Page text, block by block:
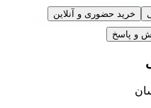
خرید حضوری و آنلاین
و پاسخ